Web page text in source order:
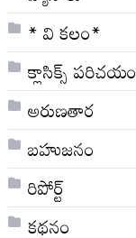
* వి క‌లం*
క్లాసిక్స్ ప‌రిచ‌యం
అరుణతార
బహుజనం
రిపోర్ట్
కథనం